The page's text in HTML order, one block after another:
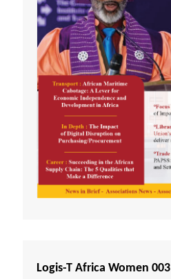
Logis-T Africa Women 003